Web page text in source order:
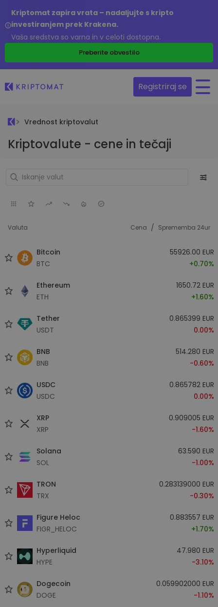
Kriptomat zapira vrata – nadaljujte s kripto
investiranjem prek Krakena.
Vaša sredstva so varna in v celoti dostopna.
Preberite obvestilo
Registriraj se
Vrednost kriptovalut
Kriptovalute - cene in tečaji
Valuta Cena / Sprememba 24ur
Bitcoin
BTC
55926.00 EUR
+0.70%
Ethereum
ETH
1650.72 EUR
+1.60%
Tether
USDT
0.865399 EUR
0.00%
BNB
BNB
514.280 EUR
-0.60%
USDC
USDC
0.865782 EUR
0.00%
XRP
XRP
0.909005 EUR
-1.60%
Solana
SOL
63.590 EUR
-1.00%
TRON
TRX
0.283139000 EUR
-0.30%
Figure Heloc
FIGR_HELOC
0.883557 EUR
+1.70%
Hyperliquid
HYPE
47.980 EUR
-3.10%
Dogecoin
DOGE
0.059902000 EUR
-1.10%